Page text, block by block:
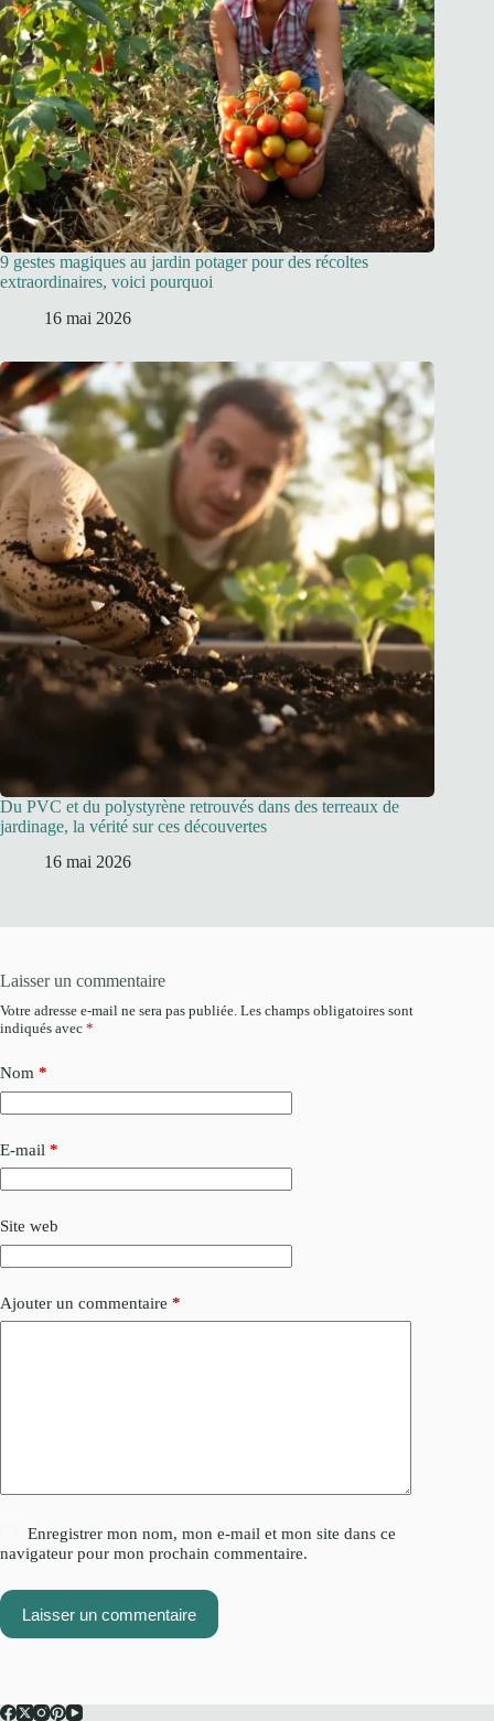
9 gestes magiques au jardin potager pour des récoltes
extraordinaires, voici pourquoi
16 mai 2026
Du PVC et du polystyrène retrouvés dans des terreaux de
jardinage, la vérité sur ces découvertes
16 mai 2026
Laisser un commentaire
Votre adresse e-mail ne sera pas publiée. Les champs obligatoires sont
indiqués avec *
Nom *
E-mail *
Site web
Ajouter un commentaire *
Enregistrer mon nom, mon e-mail et mon site dans ce
navigateur pour mon prochain commentaire.
Laisser un commentaire